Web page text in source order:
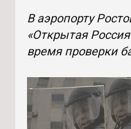
В аэропорту
«Открытая
время проверки